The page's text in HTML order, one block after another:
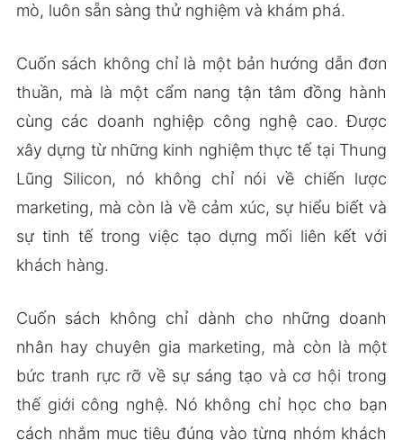
mò, luôn sẵn sàng thử nghiệm và khám phá.
Cuốn sách không chỉ là một bản hướng dẫn đơn
thuần, mà là một cẩm nang tận tâm đồng hành
cùng các doanh nghiệp công nghệ cao. Được
xây dựng từ những kinh nghiệm thực tế tại Thung
Lũng Silicon, nó không chỉ nói về chiến lược
marketing, mà còn là về cảm xúc, sự hiểu biết và
sự tinh tế trong việc tạo dựng mối liên kết với
khách hàng.
Cuốn sách không chỉ dành cho những doanh
nhân hay chuyên gia marketing, mà còn là một
bức tranh rực rỡ về sự sáng tạo và cơ hội trong
thế giới công nghệ. Nó không chỉ học cho bạn
cách nhắm mục tiêu đúng vào từng nhóm khách